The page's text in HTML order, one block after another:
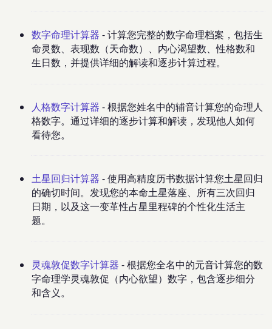
数字命理计算器 - 计算您完整的数字命理档案，包括生
命灵数、表现数（天命数）、内心渴望数、性格数和
生日数，并提供详细的解读和逐步计算过程。
人格数字计算器 - 根据您姓名中的辅音计算您的命理人
格数字。通过详细的逐步计算和解读，发现他人如何
看待您。
土星回归计算器 - 使用高精度历书数据计算您土星回归
的确切时间。发现您的本命土星落座、所有三次回归
日期，以及这一变革性占星里程碑的个性化生活主
题。
灵魂敦促数字计算器 - 根据您全名中的元音计算您的数
字命理学灵魂敦促（内心欲望）数字，包含逐步细分
和含义。